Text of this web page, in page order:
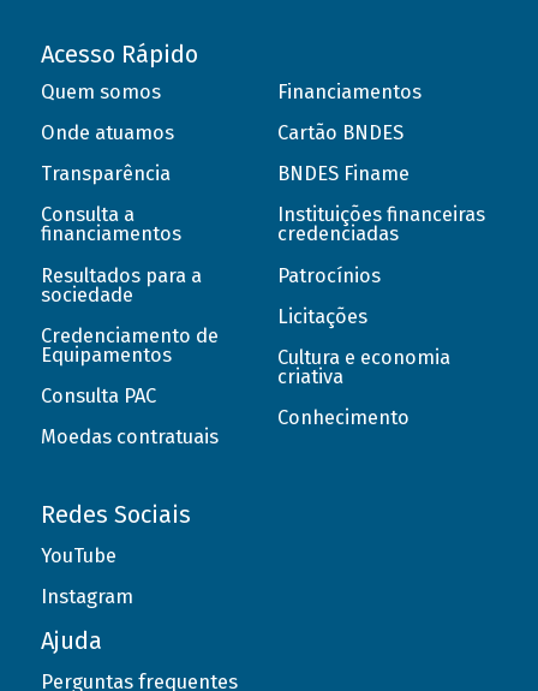
Acesso Rápido
Quem somos
Onde atuamos
Transparência
Consulta a
financiamentos
Resultados para a
sociedade
Credenciamento de
Equipamentos
Consulta PAC
Moedas contratuais
Financiamentos
Cartão BNDES
BNDES Finame
Instituições financeiras
credenciadas
Patrocínios
Licitações
Cultura e economia
criativa
Conhecimento
Redes Sociais
YouTube
Instagram
Ajuda
Perguntas frequentes